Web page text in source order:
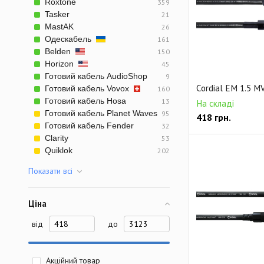
Готовый
Небалансный
Готовый видео
Cordial EM 1.5
На складі
418 грн.
359
Tasker 21
MastAK 26
Одескабель 161
Belden 150
Horizon 45
Готовий кабель AudioShop 9
Готовий кабель Vovox 160
Готовий кабель Hosa 13
Готовий кабель Planet Waves 95
Готовий кабель Fender 32
Clarity 53
Quiklok 202
Показати всi
Ціна
від до
Акційний товар